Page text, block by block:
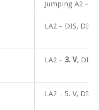
Jumping A2 –
LA2 – DIS, DIS
LA2 – 3. V, DIS
LA2 – 5. V, DIS,